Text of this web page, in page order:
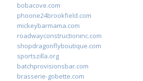
bobacove.com
phoone24brookfield.com
mickeybarmama.com
roadwayconstructioninc.com
shopdragonflyboutique.com
sportszilla.org
batchprovisionsbar.com
brasserie-gobette.com